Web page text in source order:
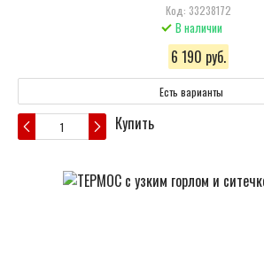
Код: 33238172
В наличии
6 190 руб.
Есть варианты
Купить